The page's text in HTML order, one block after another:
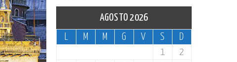
AGOSTO 2026
L
M M G V S
D
1
2